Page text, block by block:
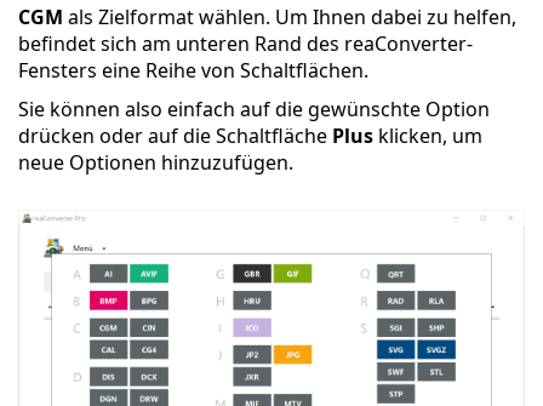
CGM als Zielformat wählen. Um Ihnen dabei zu helfen,
befindet sich am unteren Rand des reaConverter-
Fensters eine Reihe von Schaltflächen.
Sie können also einfach auf die gewünschte Option
drücken oder auf die Schaltfläche Plus klicken, um
neue Optionen hinzuzufügen.